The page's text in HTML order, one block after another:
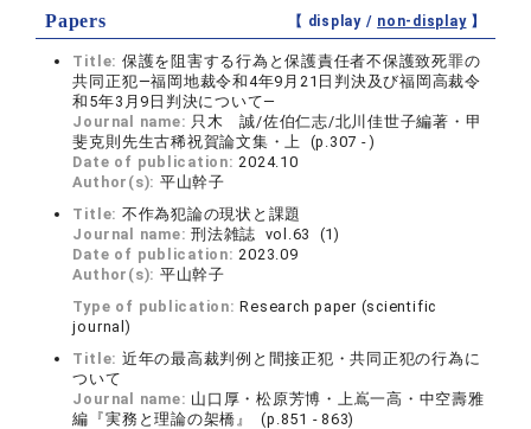
Papers 【 display / non-display】
Title: 保護を阻害する行為と保護責任者不保護致死罪の
共同正犯―福岡地裁令和4年9月21日判決及び福岡高裁令
和5年3月9日判決について―
Journal name: 只木 誠/佐伯仁志/北川佳世子編著・甲
斐克則先生古稀祝賀論文集・上 (p.307 - )
Date of publication:2024.10
Author(s): 平山幹子
Title: 不作為犯論の現状と課題
Journal name:刑法雑誌 vol.63 (1)
Date of publication:2023.09
Author(s): 平山幹子
Type of publication:Research paper (scientific
journal)
Title: 近年の最高裁判例と間接正犯・共同正犯の行為に
ついて
Journal name: 山口厚・松原芳博・上嶌一高・中空壽雅
編『実務と理論の架橋』 (p.851 - 863)